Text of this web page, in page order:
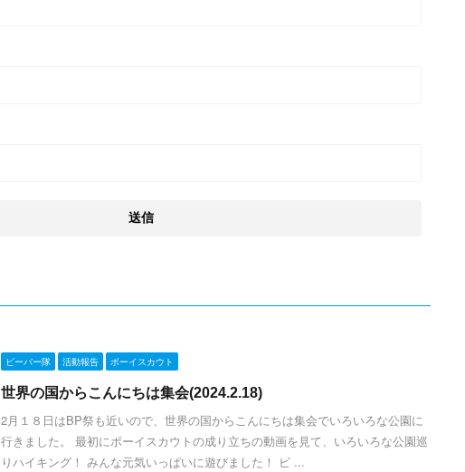
ビーバー隊 活動報告 ボーイスカウト
世界の国からこんにちは集会(2024.2.18)
2月１８日はBP祭も近いので、世界の国からこんにちは集会でいろいろな公園に
行きました。 最初にボーイスカウトの成り立ちの動画を見て、いろいろな公園巡
りハイキング！ みんな元気いっぱいに遊びました！ ビ ...